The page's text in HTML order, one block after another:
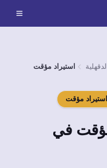
الدقهلية استيراد مؤقت
استيراد مؤقت
في